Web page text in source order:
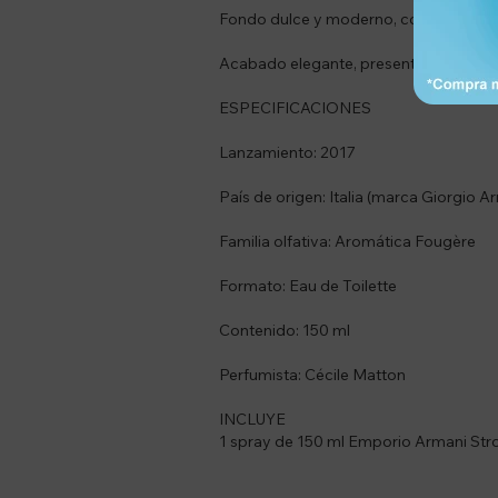
Fondo dulce y moderno, con vainilla
Acabado elegante, presentando un
ESPECIFICACIONES
Lanzamiento: 2017
País de origen: Italia (marca Giorgio
Familia olfativa: Aromática Fougère
Formato: Eau de Toilette
Contenido: 150 ml
Perfumista: Cécile Matton
INCLUYE
1 spray de 150 ml Emporio Armani